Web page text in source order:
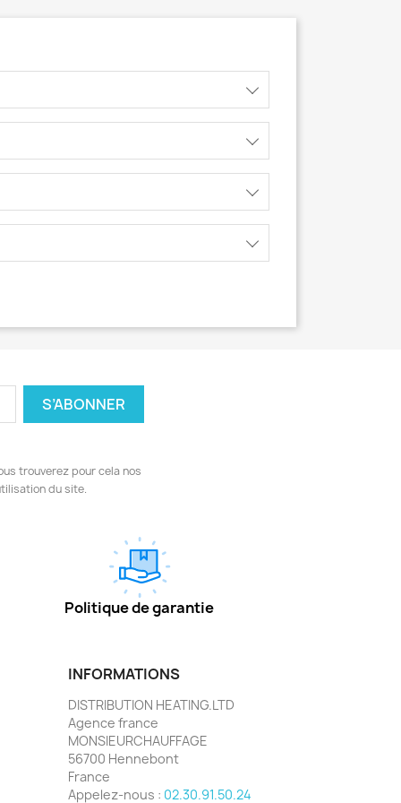
trouverez pour cela nos
du site.
Politique de garantie
INFORMATIONS
DISTRIBUTION HEATING.LTD
Agence france
MONSIEURCHAUFFAGE
56700 Hennebont
France
Appelez-nous : 02.30.91.50.24